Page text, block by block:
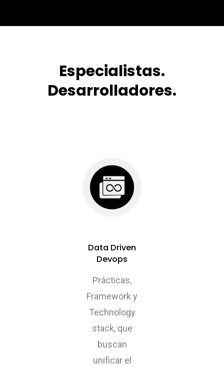
Especialistas.
Desarrolladores.
Data Driven
Devops
Prácticas,
Framework y
Technology
stack, que
buscan
unificar el